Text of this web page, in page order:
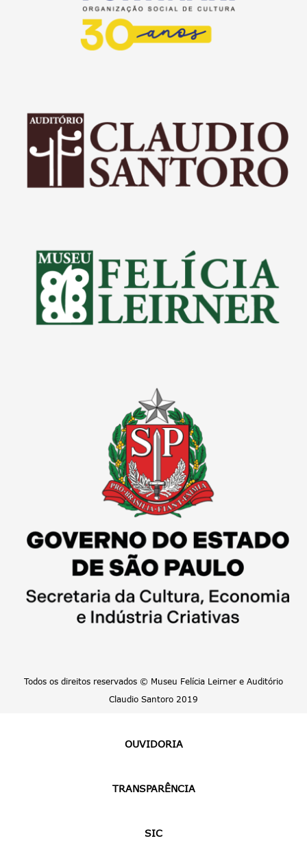
Todos os direitos reservados © Museu Felícia Leirner e Auditório
Claudio Santoro 2019
OUVIDORIA
TRANSPARÊNCIA
SIC